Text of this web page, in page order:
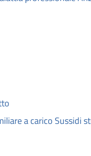
a carico Sussidi